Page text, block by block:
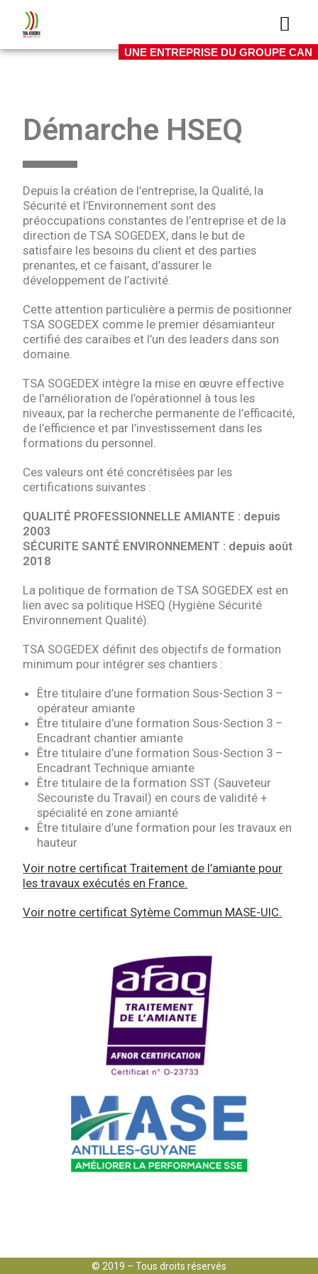
UNE ENTREPRISE DU GROUPE CAN
Démarche HSEQ
Depuis la création de l’entreprise, la Qualité, la
Sécurité et l’Environnement sont des
préoccupations constantes de l’entreprise et de la
direction de TSA SOGEDEX, dans le but de
satisfaire les besoins du client et des parties
prenantes, et ce faisant, d’assurer le
développement de l’activité.
Cette attention particulière a permis de positionner
TSA SOGEDEX comme le premier désamianteur
certifié des caraïbes et l’un des leaders dans son
domaine.
TSA SOGEDEX intègre la mise en œuvre effective
de l’amélioration de l’opérationnel à tous les
niveaux, par la recherche permanente de l’efficacité,
de l’efficience et par l’investissement dans les
formations du personnel.
Ces valeurs ont été concrétisées par les
certifications suivantes :
QUALITÉ PROFESSIONNELLE AMIANTE : depuis
2003
SÉCURITE SANTÉ ENVIRONNEMENT : depuis août
2018
La politique de formation de TSA SOGEDEX est en
lien avec sa politique HSEQ (Hygiène Sécurité
Environnement Qualité).
TSA SOGEDEX définit des objectifs de formation
minimum pour intégrer ses chantiers :
Être titulaire d’une formation Sous-Section 3 –
opérateur amiante
Être titulaire d’une formation Sous-Section 3 –
Encadrant chantier amiante
Être titulaire d’une formation Sous-Section 3 –
Encadrant Technique amiante
Être titulaire de la formation SST (Sauveteur
Secouriste du Travail) en cours de validité +
spécialité en zone amianté
Être titulaire d’une formation pour les travaux en
hauteur
Voir notre certificat Traitement de l’amiante pour
les travaux exécutés en France.
Voir notre certificat Sytème Commun MASE-UIC.
© 2019 – Tous droits réservés